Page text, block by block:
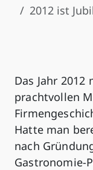
2012 ist
Das Jahr
prachtvollen
Hatte man
nach
Gastronomie-